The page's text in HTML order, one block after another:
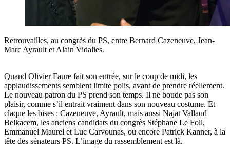
Retrouvailles, au congrès du PS, entre Bernard Cazeneuve, Jean-
Marc Ayrault et Alain Vidalies.
Quand Olivier Faure fait son entrée, sur le coup de midi, les
applaudissements semblent limite polis, avant de prendre réellement.
Le nouveau patron du PS prend son temps. Il ne boude pas son
plaisir, comme s’il entrait vraiment dans son nouveau costume. Et
claque les bises : Cazeneuve, Ayrault, mais aussi Najat Vallaud
Belkacem, les anciens candidats du congrès Stéphane Le Foll,
Emmanuel Maurel et Luc Carvounas, ou encore Patrick Kanner, à la
tête des sénateurs PS. L’image du rassemblement est là.